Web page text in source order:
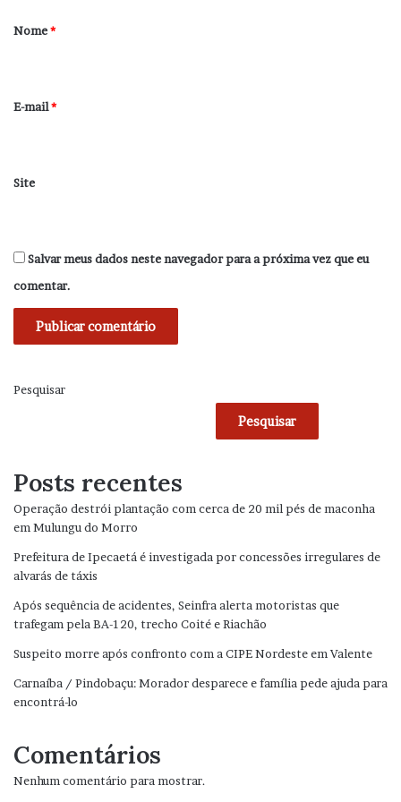
r
*
Nome*
E-mail*
Site
Salvar meus dados neste navegador para a próxima vez que eu
comentar.
Pesquisar
Pesquisar
Posts recentes
Operação destrói plantação com cerca de 20 mil pés de maconha
em Mulungu do Morro
Prefeitura de Ipecaetá é investigada por concessões irregulares de
alvarás de táxis
Após sequência de acidentes, Seinfra alerta motoristas que
trafegam pela BA-120, trecho Coité e Riachão
Suspeito morre após confronto com a CIPE Nordeste em Valente
Carnaíba / Pindobaçu: Morador desparece e família pede ajuda para
encontrá-lo
Comentários
Nenhum comentário para mostrar.